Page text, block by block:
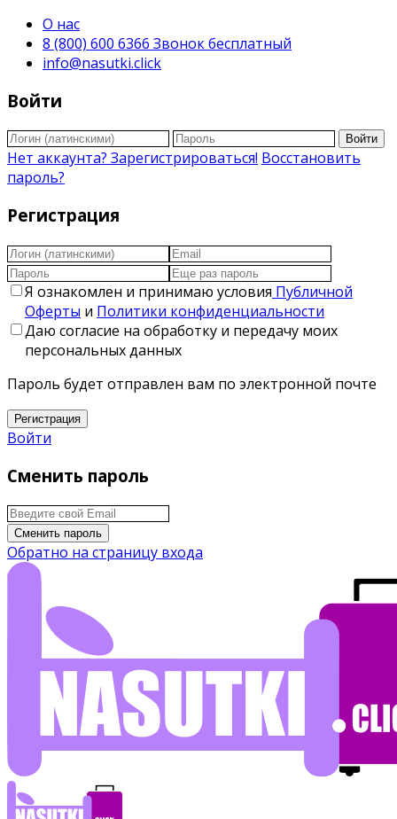
О нас
8 (800) 600 6366 Звонок бесплатный
info@nasutki.click
Войти
Войти
Нет аккаунта? Зарегистрироваться! Восстановить
пароль?
Регистрация
Я ознакомлен и принимаю условия Публичной
Оферты и Политики конфиденциальности
Даю согласие на обработку и передачу моих
персональных данных
Пароль будет отправлен вам по электронной почте
Регистрация
Войти
Сменить пароль
Сменить пароль
Обратно на страницу входа